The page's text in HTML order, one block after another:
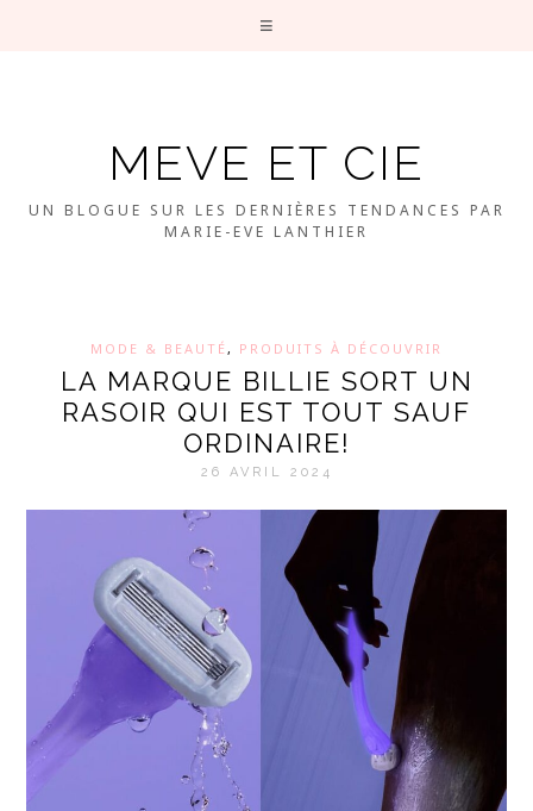
MEVE ET CIE
UN BLOGUE SUR LES DERNIÈRES TENDANCES PAR
MARIE-EVE LANTHIER
MODE & BEAUTÉ, PRODUITS À DÉCOUVRIR
LA MARQUE BILLIE SORT UN
RASOIR QUI EST TOUT SAUF
ORDINAIRE!
26 AVRIL 2024